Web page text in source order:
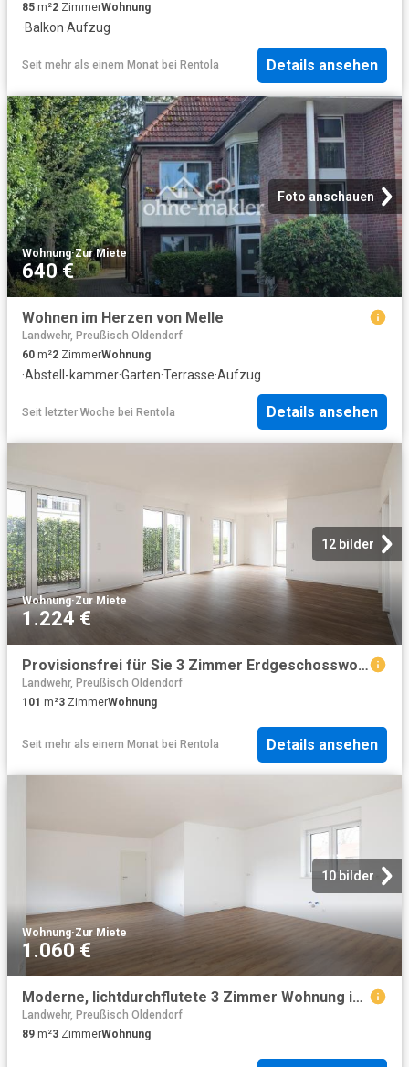
85 m²2 ZimmerWohnung
·Balkon·Aufzug
Seit mehr als einem Monat bei Rentola Details ansehen
Foto anschauen
Wohnung·Zur Miete
640 €
Wohnen im Herzen von Melle
Landwehr, Preußisch Oldendorf
60 m²2 ZimmerWohnung
·Abstell-kammer·Garten·Terrasse·Aufzug
Seit letzter Woche bei Rentola Details ansehen
12 bilder
Wohnung·Zur Miete
1.224 €
Provisionsfrei für Sie 3 Zimmer Erdgeschosswohnung im Herzen von Melle zu vermieten!
Landwehr, Preußisch Oldendorf
101 m²3 ZimmerWohnung
Seit mehr als einem Monat bei Rentola Details ansehen
10 bilder
Wohnung·Zur Miete
1.060 €
Moderne, lichtdurchflutete 3 Zimmer Wohnung im Erstbezug in Melle zu vermieten
Landwehr, Preußisch Oldendorf
89 m²3 ZimmerWohnung